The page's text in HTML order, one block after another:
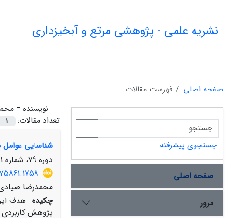
نشریه علمی - پژوهشی مرتع و آبخیزداری
صفحه اصلی
فهرست مقالات
نویسنده =
تعداد مقالات:
1
شناسایی عوامل
دوره 79، شماره 1، بهار 1405، صفحه
محمدرضا
چکیده هدف
پژوهش کاربردی
جستجوی پیشرفته
صفحه اصلی
مرور